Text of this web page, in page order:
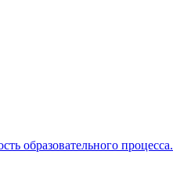
образовательного процесса.